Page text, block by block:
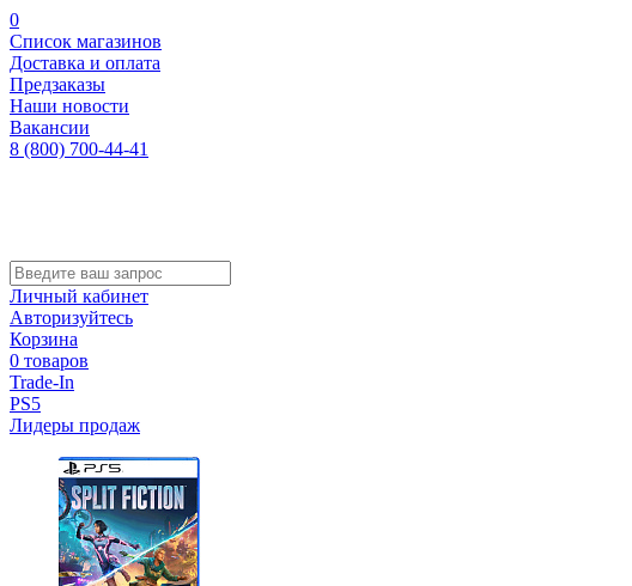
0
Список магазинов
Доставка и оплата
Предзаказы
Наши новости
Вакансии
8 (800) 700-44-41
Личный кабинет
Авторизуйтесь
Корзина
0 товаров
Trade-In
PS5
Лидеры продаж